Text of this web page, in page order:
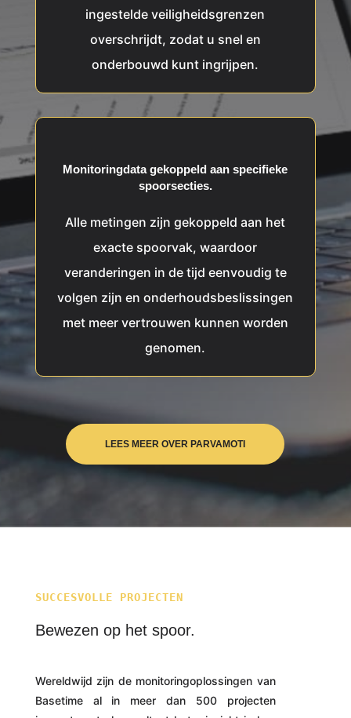
ingestelde veiligheidsgrenzen
overschrijdt, zodat u snel en
onderbouwd kunt ingrijpen.
Monitoringdatagekoppeldaan specifieke
spoorsecties.
Alle metingen zijn gekoppeld aan het
exacte spoorvak, waardoor
veranderingen in de tijd eenvoudig te
volgen zijn en onderhoudsbeslissingen
met meer vertrouwen kunnen worden
genomen.
LEES MEER OVER PARVAMOTI
SUCCESVOLLE PROJECTEN
Bewezen op het spoor.
Wereldwijd zijn de monitoringoplossingen van
Basetime al in meer dan 500 projecten